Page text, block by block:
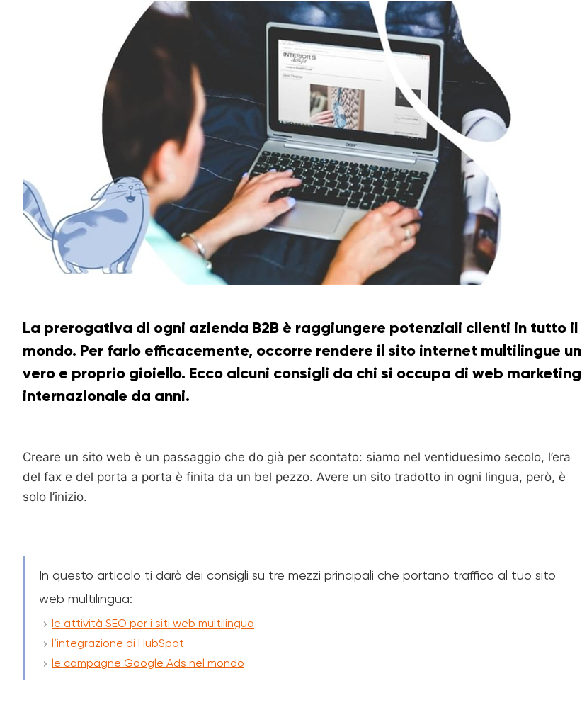
La prerogativa di ogni azienda B2B è raggiungere potenziali clienti in tutto il
mondo. Per farlo efficacemente, occorre rendere il sito internet multilingue un
vero e proprio gioiello. Ecco alcuni consigli da chi si occupa di web marketing
internazionale da anni.
Creare un sito web è un passaggio che do già per scontato: siamo nel ventiduesimo secolo, l’era
del fax e del porta a porta è finita da un bel pezzo. Avere un sito tradotto in ogni lingua, però, è
solo l’inizio.
In questo articolo ti darò dei consigli su tre mezzi principali che portano traffico al tuo sito
web multilingua:
le attività SEO per i siti web multilingua
l’integrazione di HubSpot
le campagne Google Ads nel mondo